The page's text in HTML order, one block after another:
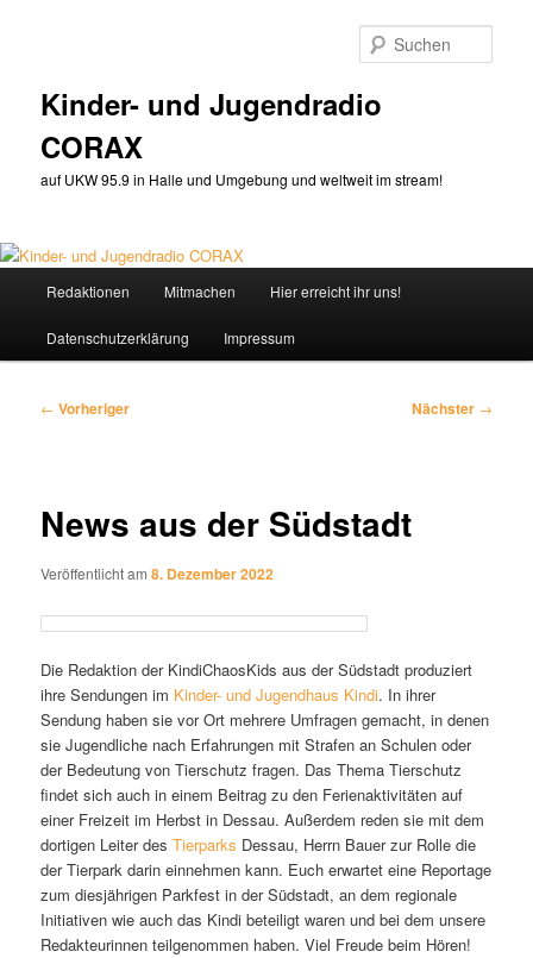
Kinder- und Jugendradio
CORAX
auf UKW 95.9 in Halle und Umgebung und weltweit im stream!
Redaktionen Mitmachen Hier erreicht ihr uns!
Datenschutzerklärung Impressum
Beitragsnavigation
← Vorheriger Nächster →
News aus der Südstadt
Veröffentlicht am8. Dezember 2022
Die Redaktion der KindiChaosKids aus der Südstadt produziert
ihre Sendungen im Kinder- und Jugendhaus Kindi. In ihrer
Sendung haben sie vor Ort mehrere Umfragen gemacht, in denen
sie Jugendliche nach Erfahrungen mit Strafen an Schulen oder
der Bedeutung von Tierschutz fragen. Das Thema Tierschutz
findet sich auch in einem Beitrag zu den Ferienaktivitäten auf
einer Freizeit im Herbst in Dessau. Außerdem reden sie mit dem
dortigen Leiter desTierparks Dessau, Herrn Bauer zur Rolle die
der Tierpark darin einnehmen kann. Euch erwartet eine Reportage
zum diesjährigen Parkfest in der Südstadt, an dem regionale
Initiativen wie auch das Kindi beteiligt waren und bei dem unsere
Redakteurinnen teilgenommen haben. Viel Freude beim Hören!